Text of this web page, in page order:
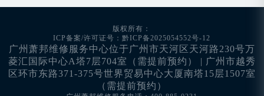
版权所有：
ICP备案/许可证号：黔ICP备2025054552号-12
广州萧邦维修服务中心位于广州市天河区天河路230号万
菱汇国际中心A塔7层704室（需提前预约） | 广州市越秀
区环市东路371-375号世界贸易中心大厦南塔15层1507室
（需提前预约）